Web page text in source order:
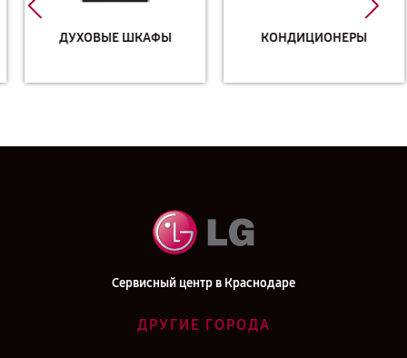
ДУХОВЫЕ ШКАФЫ КОНДИЦИОНЕРЫ
Сервисный центр в Краснодаре
ДРУГИЕ ГОРОДА